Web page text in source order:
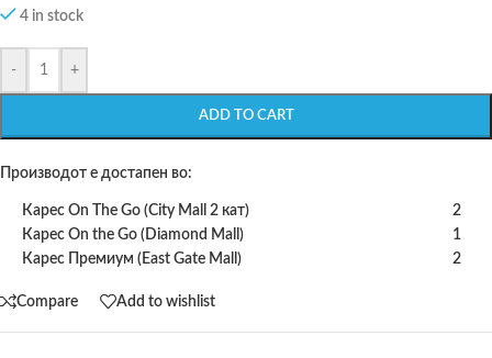
4 in stock
- +
ADD TO CART
Производот е достапен во:
Карес On The Go (City Mall 2 кат)
2
Карес On the Go (Diamond Mall)
1
Карес Премиум (East Gate Mall)
2
Compare Add to wishlist